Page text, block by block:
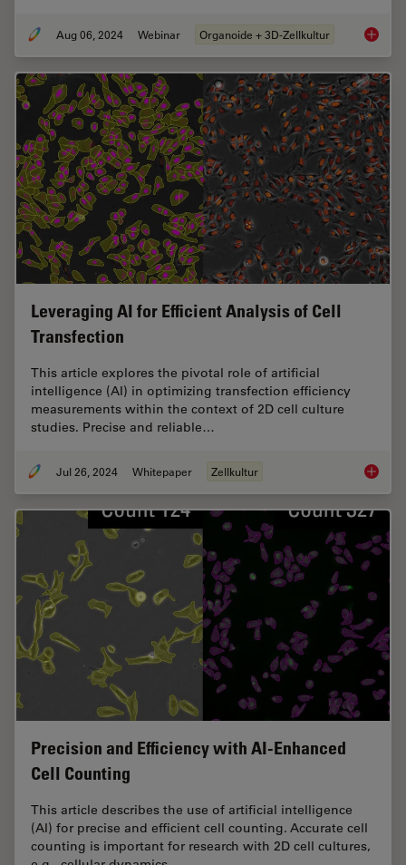
Aug 06, 2024 Webinar Organoide + 3D-Zellkultur How
Leveraging AI for Efficient Analysis of Cell
Transfection
This article explores the pivotal role of artificial
intelligence (AI) in optimizing transfection efficiency
measurements within the context of 2D cell culture
studies. Precise and reliable…
Jul 26, 2024 Whitepaper Zellkultur
Precision and Efficiency with AI-Enhanced
Cell Counting
This article describes the use of artificial intelligence
(AI) for precise and efficient cell counting. Accurate cell
counting is important for research with 2D cell cultures,